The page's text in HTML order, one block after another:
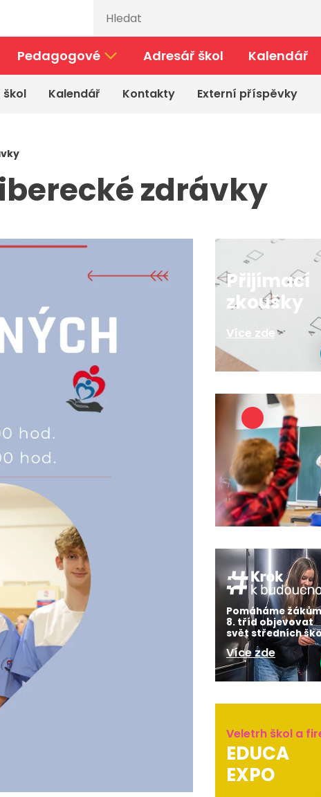
Pedagogové Adresář škol Kalendář
škol Kalendář Kontakty Externí příspěvky
zdrávky
Přijímací
zkoušky
Více zde
Pomáháme žákům
8. tříd objevovat
svět středních
Více zde
Veletrh škol a
EDUCA
EXPO